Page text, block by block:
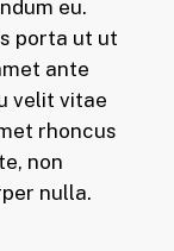
eu.
porta ut ut
ante
velit vitae
rhoncus
non
nulla.